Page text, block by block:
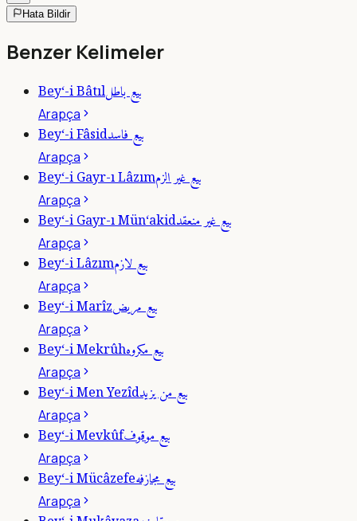
Hata Bildir
Benzer Kelimeler
Bey‘-i Bâtılبيع باطل
Arapça
Bey‘-i Fâsidبيع فاسد
Arapça
Bey‘-i Gayr-ı Lâzımبيع غير الزم
Arapça
Bey‘-i Gayr-ı Mün‘akidبيع غير منعقد
Arapça
Bey‘-i Lâzımبيع لازم
Arapça
Bey‘-i Marîzبيع مريض
Arapça
Bey‘-i Mekrûhبيع مكروه
Arapça
Bey‘-i Men Yezîdبيع من يزيد
Arapça
Bey‘-i Mevkûfبيع موقوف
Arapça
Bey‘-i Mücâzefeبيع مجازفه
Arapça